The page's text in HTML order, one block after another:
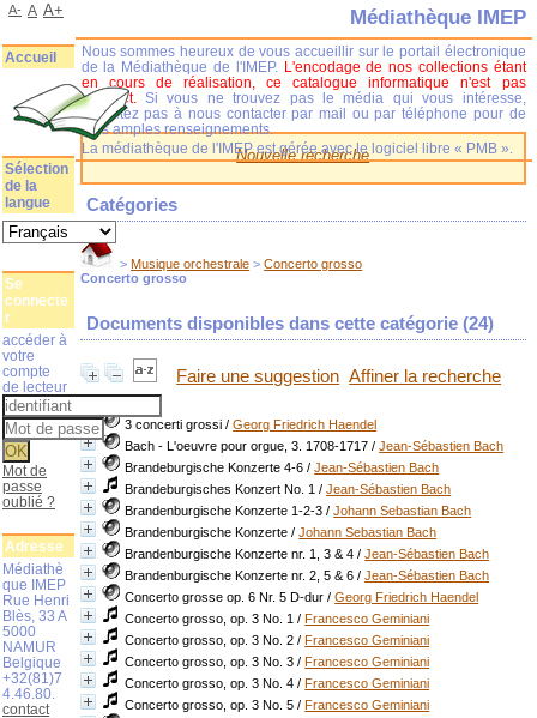
Nouvelle recherche
Catégories
>Musique orchestrale >Concerto grosso
Concerto grosso
Documents disponibles dans cette catégorie (24)
Faire une suggestion Affiner la recherche
3 concerti grossi /Georg Friedrich Haendel
Bach - L'oeuvre pour orgue, 3. 1708-1717 /Jean-Sébastien Bach
Brandeburgische Konzerte 4-6 /Jean-Sébastien Bach
Brandeburgisches Konzert No. 1 /Jean-Sébastien Bach
Brandenburgische Konzerte 1-2-3 /Johann Sebastian Bach
Brandenburgische Konzerte /Johann Sebastian Bach
Brandenburgische Konzerte nr. 1, 3 & 4 /Jean-Sébastien Bach
Brandenburgische Konzerte nr. 2, 5 & 6 /Jean-Sébastien Bach
Concerto grosse op. 6 Nr. 5 D-dur /Georg Friedrich Haendel
Concerto grosso, op. 3 No. 1 /Francesco Geminiani
Concerto grosso, op. 3 No. 2 /Francesco Geminiani
Concerto grosso, op. 3 No. 3 /Francesco Geminiani
Concerto grosso, op. 3 No. 4 /Francesco Geminiani
Concerto grosso, op. 3 No. 5 /Francesco Geminiani
Médiathèque IMEP
Nous sommes heureux de vous accueillir sur le portail électronique
de la Médiathèque de l'IMEP. L'encodage de nos collections étant
en cours de réalisation, ce catalogue informatique n'est pas
complet.
Si vous ne trouvez pas le média qui vous intéresse,
n'hésitez pas à nous contacter par mail ou par téléphone pour de
plus amples renseignements.
La médiathèque de l'IMEP est gérée avec le logiciel libre « PMB ».
A- A A+
Accueil
Sélection
de la
langue
Se
connecte
r
accéder à
votre
compte
de lecteur
Mot de
passe
oublié ?
Adresse
Médiathè
que IMEP
Rue Henri
Blès, 33 A
5000
NAMUR
Belgique
+32(81)7
4.46.80.
contact